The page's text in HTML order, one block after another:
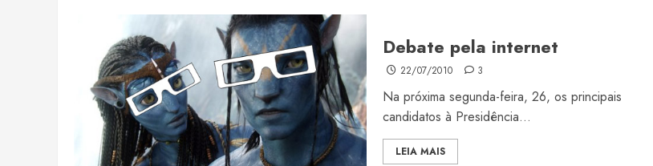
Debate pela internet
22/07/2010 3
Na próxima segunda-feira, 26, os principais
candidatos à Presidência...
LEIA MAIS